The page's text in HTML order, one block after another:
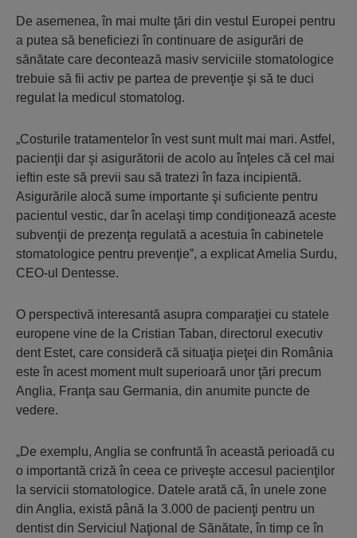
De asemenea, în mai multe ţări din vestul Europei pentru
a putea să beneficiezi în continuare de asigurări de
sănătate care decontează masiv serviciile stomatologice
trebuie să fii activ pe partea de prevenţie şi să te duci
regulat la medicul stomatolog.
„Costurile tratamentelor în vest sunt mult mai mari. Astfel,
pacienţii dar şi asigurătorii de acolo au înţeles că cel mai
ieftin este să previi sau să tratezi în faza incipientă.
Asigurările alocă sume importante şi suficiente pentru
pacientul vestic, dar în acelaşi timp condiţionează aceste
subvenţii de prezenţa regulată a acestuia în cabinetele
stomatologice pentru prevenţie”, a explicat Amelia Surdu,
CEO-ul Dentesse.
O perspectivă interesantă asupra comparaţiei cu statele
europene vine de la Cristian Taban, directorul executiv
dent Estet, care consideră că situaţia pieţei din România
este în acest moment mult superioară unor ţări precum
Anglia, Franţa sau Germania, din anumite puncte de
vedere.
„De exemplu, Anglia se confruntă în această perioadă cu
o importantă criză în ceea ce priveşte accesul pacienţilor
la servicii stomatologice. Datele arată că, în unele zone
din Anglia, există până la 3.000 de pacienţi pentru un
dentist din Serviciul Naţional de Sănătate, în timp ce în